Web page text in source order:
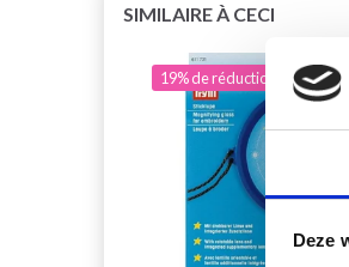
Deze
SIMILAIRE À CECI
19% de réduction